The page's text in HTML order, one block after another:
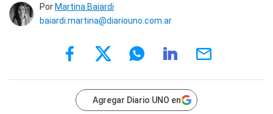
Por Martina Baiardi
baiardi.martina@diariouno.com.ar
Agregar Diario UNO en